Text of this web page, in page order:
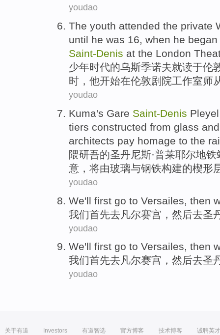
youdao
The youth attended the private
until he was 16, when he began
Saint-Denis at the London
少年时代的乌斯季诺夫就读于伦
时 ， 他开始在伦敦剧院工作室师
youdao
Kuma's Gare Saint-Denis
tiers constructed from glass and
architects pay homage to the
隈研吾的圣丹尼斯·普莱耶尔地铁
意 ， 将由玻璃与钢铁构建的楔形
youdao
We'll first go to Versailes then
我们首先去 凡尔赛宫 ， 然后去圣
youdao
We'll first go to Versailes, then
我们首先去 凡尔赛宫 ， 然后去圣
youdao
关于有道 Investors 有道智选 官方博客 技术博客 诚聘英才